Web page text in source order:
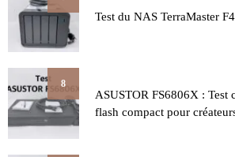
Test du NAS TerraMaster
8
ASUSTOR FS6806X :
flash compact pour